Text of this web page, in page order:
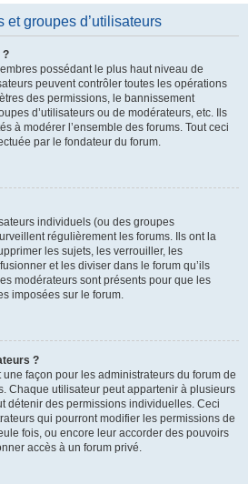
et groupes d’utilisateurs
?
possédant le plus haut niveau de
peuvent contrôler toutes les opérations
des permissions, le bannissement
d’utilisateurs ou de modérateurs, etc. Ils
à modérer l’ensemble des forums. Tout ceci
par le fondateur du forum.
individuels (ou des groupes
régulièrement les forums. Ils ont la
les sujets, les verrouiller, les
et les diviser dans le forum qu’ils
modérateurs sont présents pour que les
imposées sur le forum.
?
une façon pour les administrateurs du forum de
Chaque utilisateur peut appartenir à plusieurs
détenir des permissions individuelles. Ceci
qui pourront modifier les permissions de
fois, ou encore leur accorder des pouvoirs
accès à un forum privé.